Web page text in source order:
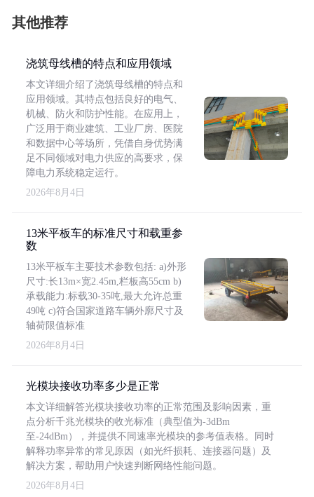
其他推荐
浇筑母线槽的特点和应用领域
本文详细介绍了浇筑母线槽的特点和
应用领域。其特点包括良好的电气、
机械、防火和防护性能。在应用上，
广泛用于商业建筑、工业厂房、医院
和数据中心等场所，凭借自身优势满
足不同领域对电力供应的高要求，保
障电力系统稳定运行。
2026年8月4日
13米平板车的标准尺寸和载重参
数
13米平板车主要技术参数包括: a)外形
尺寸:长13m×宽2.45m,栏板高55cm b)
承载能力:标载30-35吨,最大允许总重
49吨 c)符合国家道路车辆外廓尺寸及
轴荷限值标准
2026年8月4日
光模块接收功率多少是正常
本文详细解答光模块接收功率的正常范围及影响因素，重
点分析千兆光模块的收光标准（典型值为-3dBm
至-24dBm），并提供不同速率光模块的参考值表格。同时
解释功率异常的常见原因（如光纤损耗、连接器问题）及
解决方案，帮助用户快速判断网络性能问题。
2026年8月4日